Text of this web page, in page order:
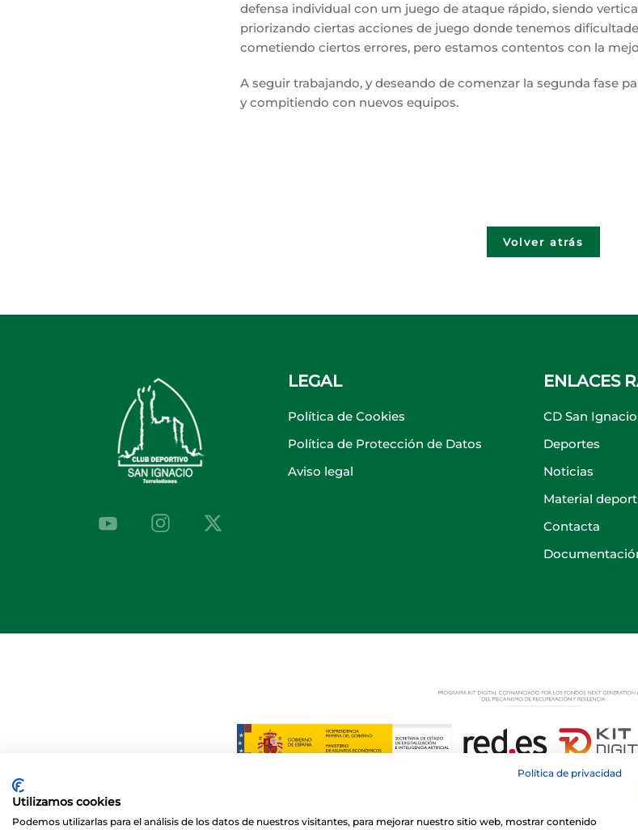
defensa individual con um juego de ataque rápido, siendo
priorizando ciertas acciones de juego donde tenemos
cometiendo ciertos errores, pero estamos contentos con la
A seguir trabajando, y deseando de comenzar la segunda fase
y compitiendo con nuevos equipos.
Volver atrás
LEGAL
Política de Cookies
Política de Protección de Datos
Aviso legal
ENLACES
CD San Ignacio
Deportes
Noticias
Material
Contacta
Política de privacidad
Utilizamos cookies
Podemos utilizarlas para el análisis de los datos de nuestros visitantes, para mejorar nuestro sitio web, mostrar contenido